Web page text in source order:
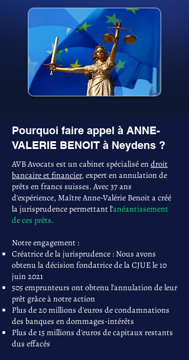
Pourquoi faire appel à ANNE-
VALERIE BENOIT à Neydens ?
AVB Avocats est un cabinet spécialisé endroit
bancaire et financier, expert en annulation de
prêts en francs suisses. Avec 37 ans
d'expérience, Maître Anne-Valérie Benoit a créé
la jurisprudence permettant l'anéantissement
de ces prêts.
Notre engagement :
Créatrice de la jurisprudence : Nous avons
obtenu la décision fondatrice de la CJUE le 10
juin 2021
505 emprunteurs ont obtenu l'annulation de leur
prêt grâce à notre action
Plus de 20 millions d'euros de condamnations
des banques en dommages-intérêts
Plus de 15 millions d'euros de capitaux restants
dus effacés